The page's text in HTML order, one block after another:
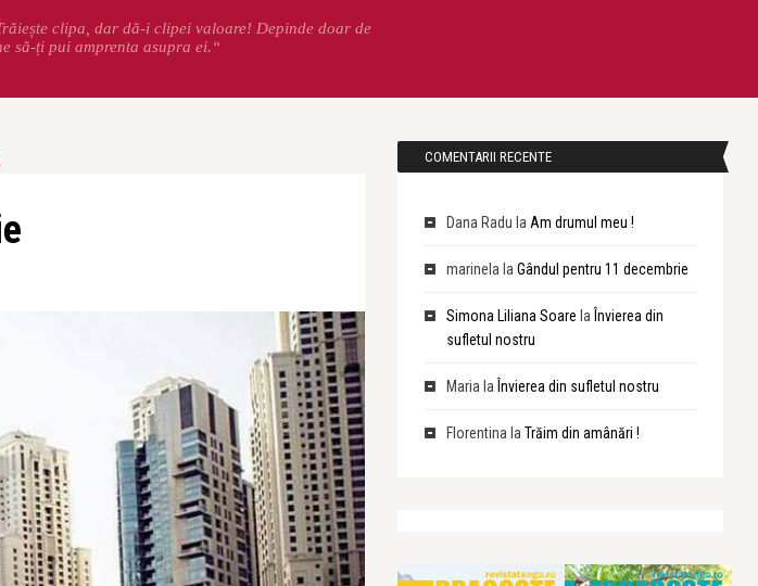
clipa, dar dă-i clipei valoare! Depinde doar de
să-ți pui amprenta asupra ei.“
COMENTARII RECENTE
Dana Radu la Am drumul meu !
marinela la Gândul pentru 11 decembrie
Simona Liliana Soare la Învierea din
sufletul nostru
Maria la Învierea din sufletul nostru
Florentina la Trăim din amânări !